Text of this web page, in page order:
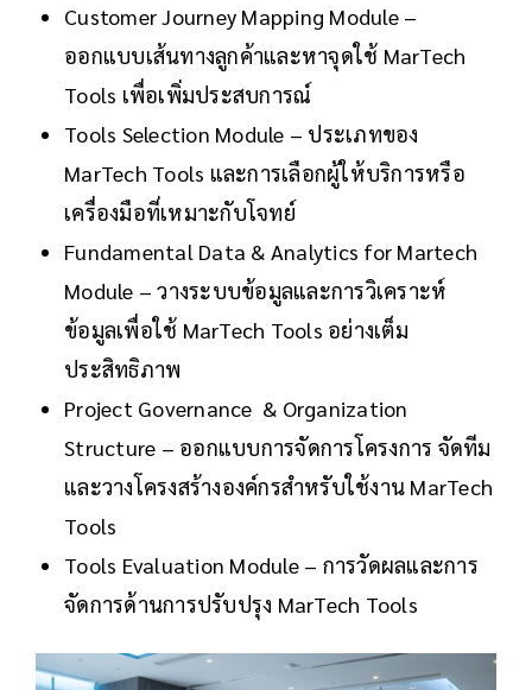
Customer Journey Mapping Module –
ออกแบบเส้นทางลูกค้าและหาจุดใช้ MarTech
Tools เพื่อเพิ่มประสบการณ์
Tools Selection Module – ประเภทของ
MarTech Tools และการเลือกผู้ให้บริการหรือ
เครื่องมือที่เหมาะกับโจทย์
Fundamental Data & Analytics for Martech
Module – วางระบบข้อมูลและการวิเคราะห์
ข้อมูลเพื่อใช้ MarTech Tools อย่างเต็ม
ประสิทธิภาพ
Project Governance & Organization
Structure – ออกแบบการจัดการโครงการ จัดทีม
และวางโครงสร้างองค์กรสำหรับใช้งาน MarTech
Tools
Tools Evaluation Module – การวัดผลและการ
จัดการด้านการปรับปรุง MarTech Tools